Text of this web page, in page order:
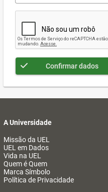
Confirmar dados
A Universidade
Missão da UEL
UEL em Dados
Vida na UEL
Quem é Quem
Marca Símbolo
Política de Privacidade